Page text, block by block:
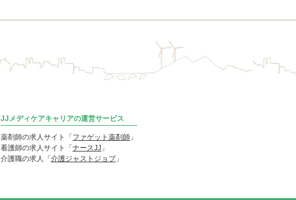
JJメディケアキャリアの運営サービス
薬剤師の求人サイト「 ファゲット薬剤師 」
看護師の求人サイト「 ナースJJ 」
介護職の求人「 介護ジャストジョブ 」